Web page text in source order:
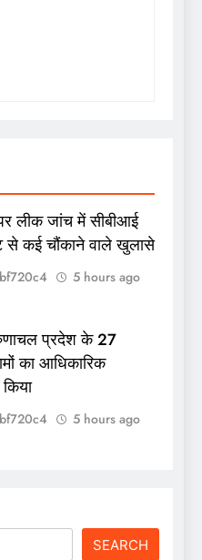
लीक जांच में सीबीआई
से कई चौंकाने वाले खुलासे
5 hours ago
प्रदेश के 27
का आधिकारिक
5 hours ago
SEARCH